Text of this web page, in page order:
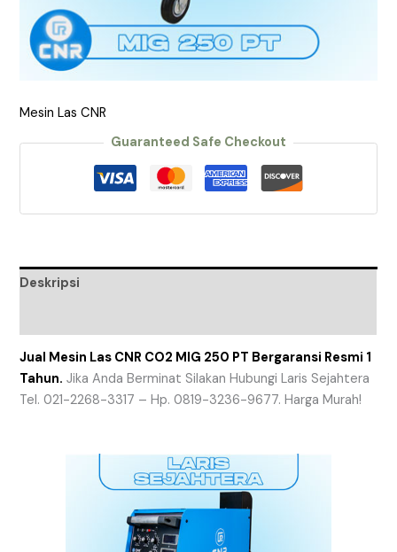
Mesin Las CNR
Guaranteed Safe Checkout
Deskripsi
Jual Mesin Las CNR CO2 MIG 250 PT Bergaransi Resmi 1
Tahun. Jika Anda Berminat Silakan Hubungi Laris Sejahtera
Tel. 021-2268-3317 – Hp. 0819-3236-9677. Harga Murah!